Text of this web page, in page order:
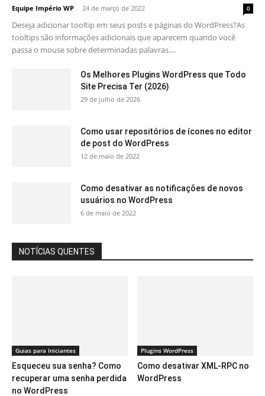
Equipe Império WP - 24 de março de 2022 0
Deseja adicionar tooltip em seus posts e páginas do WordPress?As
tooltips são informações adicionais que aparecem quando você
passa o mouse sobre determinadas palavras....
Os Melhores Plugins WordPress que Todo
Site Precisa Ter (2026)
29 de julho de 2026
Como usar repositórios de ícones no editor
de post do WordPress
12 de maio de 2022
Como desativar as notificações de novos
usuários no WordPress
6 de maio de 2022
NOTÍCIAS QUENTES
Guias para Iniciantes
Esqueceu sua senha? Como
recuperar uma senha perdida
no WordPress
Plugins WordPress
Como desativar XML-RPC no
WordPress